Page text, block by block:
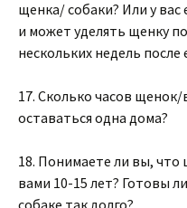
щенка/ собаки? Или у
и может уделять щенку
нескольких недель после
17. Сколько часов щенок/
оставаться одна дома?
18. Понимаете ли вы,
вами 10-15 лет? Готовы
собаке так долго?